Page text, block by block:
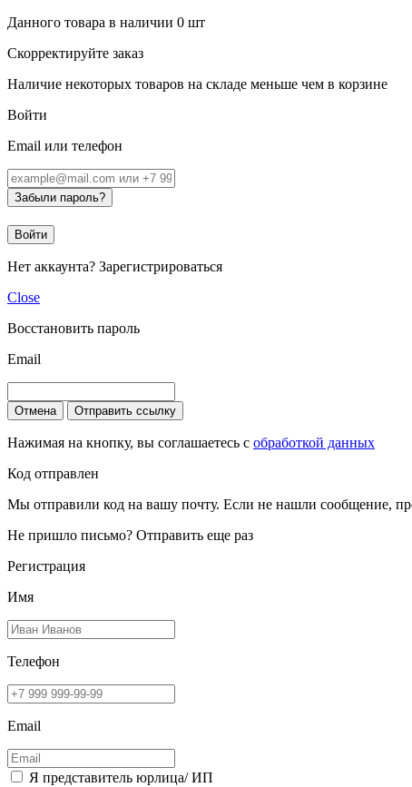
Данного товара в наличии 0 шт
Скорректируйте заказ
Наличие некоторых товаров на складе меньше чем в корзине
Войти
Email или телефон
Забыли пароль?
Войти
Нет аккаунта? Зарегистрироваться
Close
Восстановить пароль
Email
Отмена Отправить ссылку
Нажимая на кнопку, вы соглашаетесь с обработкой данных
Код отправлен
Мы отправили код на вашу почту. Если не нашли сообщение,
Не пришло письмо? Отправить еще раз
Регистрация
Имя
Телефон
Email
Я представитель юрлица/ ИП